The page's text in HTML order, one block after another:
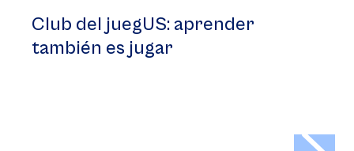
Club del juegUS: aprender
también es jugar